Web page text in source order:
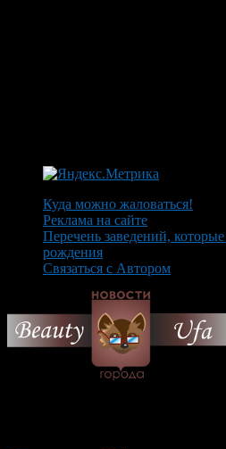
Куда можно жаловаться!
Реклама на сайте
Перечень заведений,
рождения
Связаться с Автором